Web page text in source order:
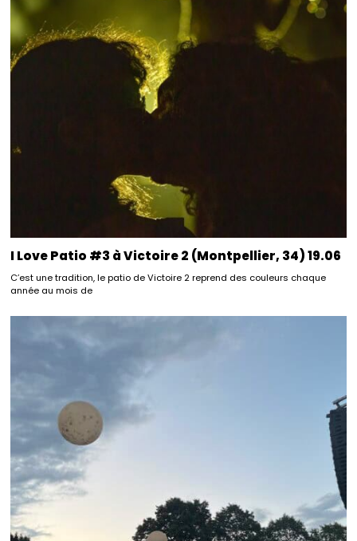
I Love Patio #3 à Victoire 2 (Montpellier, 34) 19.06
C’est une tradition, le patio de Victoire 2 reprend des couleurs chaque
année au mois de